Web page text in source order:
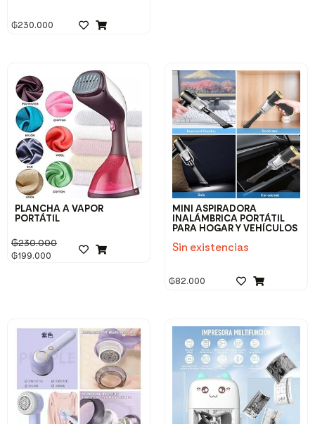
₲230.000
PLANCHA A VAPOR
PORTÁTIL
₲230.000
₲199.000
MINI ASPIRADORA
INALÁMBRICA PORTÁTIL
PARA HOGAR Y VEHÍCULOS
Sin existencias
₲82.000